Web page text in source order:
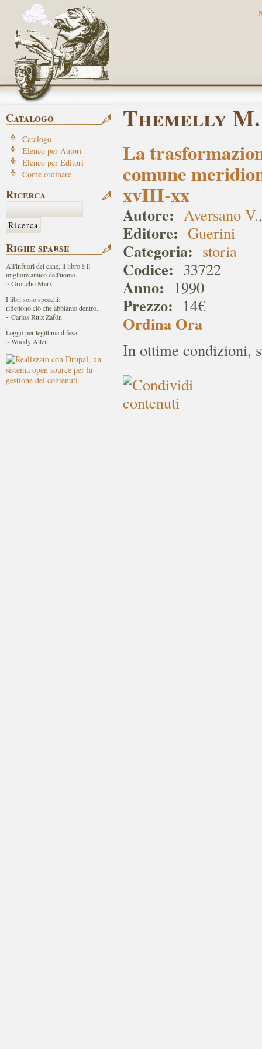
Themelly M.
La
comune
xvIII-xx
Autore: Aversano V.
Editore: Guerini
Categoria: storia
Codice: 33722
Anno: 1990
Prezzo: 14€
Ordina Ora
In ottime condizioni,
Catalogo
Catalogo
Elenco per Autori
Elenco per Editori
Come ordinare
Ricerca
Righe sparse
All'infuori del cane, il libro è il
migliore amico dell'uomo.
~ Groucho Marx
I libri sono specchi:
riflettono ciò che abbiamo dentro.
~ Carlos Ruiz Zafón
Leggo per legittima difesa.
~ Woody Allen